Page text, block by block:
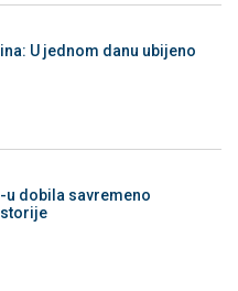
U jednom danu ubijeno
u dobila savremeno